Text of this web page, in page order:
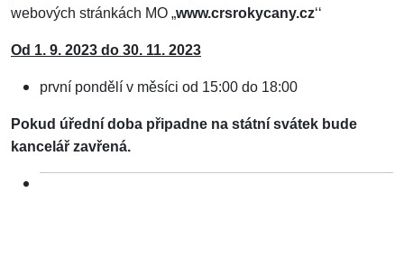
webových stránkách MO „www.crsrokycany.cz‘‘
Od 1. 9. 2023 do 30. 11. 2023
první pondělí v měsíci od 15:00 do 18:00
Pokud úřední doba připadne na státní svátek bude
kancelář zavřená.